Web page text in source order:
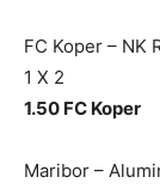
FC Koper – NK
1 X 2
1.50 FC Koper
Maribor –